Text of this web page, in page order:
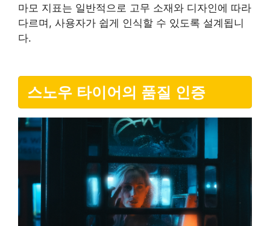
마모 지표는 일반적으로 고무 소재와 디자인에 따라
다르며, 사용자가 쉽게 인식할 수 있도록 설계됩니
다.
스노우 타이어의 품질 인증